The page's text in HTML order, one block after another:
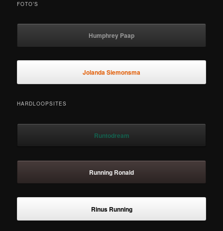
FOTO’S
Humphrey Paap
Jolanda Siemonsma
HARDLOOPSITES
Runtodream
Running Ronald
Rinus Running